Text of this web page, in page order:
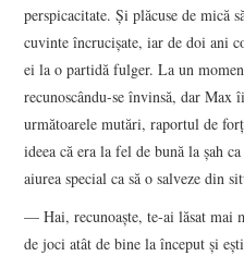
perspicacitate. Şi plăcuse de mică
cuvinte încrucişate, iar de doi ani
ei la o partidă fulger. La un
recunoscându-se învinsă, dar Max
următoarele mutări, raportul de
ideea că era la fel de bună la şah
aiurea special ca să o salveze din
— Hai, recunoaşte, te-ai lăsat mai
de joci atât de bine la început şi